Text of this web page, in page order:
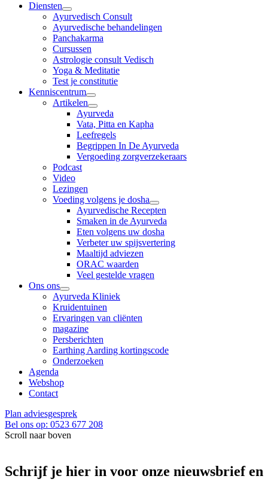
Diensten
Ayurvedisch Consult
Ayurvedische behandelingen
Panchakarma
Cursussen
Astrologie consult Vedisch
Yoga & Meditatie
Test je constitutie
Kenniscentrum
Artikelen
Ayurveda
Vata, Pitta en Kapha
Leefregels
Begrippen In De Ayurveda
Vergoeding zorgverzekeraars
Podcast
Video
Lezingen
Voeding volgens je dosha
Ayurvedische Recepten
Smaken in de Ayurveda
Eten volgens uw dosha
Verbeter uw spijsvertering
Maaltijd adviezen
ORAC waarden
Veel gestelde vragen
Ons ons
Ayurveda Kliniek
Kruidentuinen
Ervaringen van cliënten
magazine
Persberichten
Earthing Aarding kortingscode
Onderzoeken
Agenda
Webshop
Contact
Plan adviesgesprek
Bel ons op: 0523 677 208
Scroll naar boven
Schrijf je hier in voor onze nieuwsbrief en